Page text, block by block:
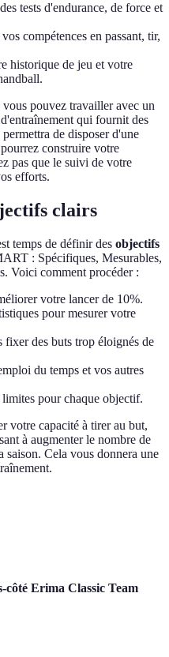
tests d'endurance, de force et
compétences en passant, tir,
historique de jeu et votre
pouvez travailler avec un
qui fournit des
de disposer d'une
construire votre
pas que le suivi de votre
efforts.
clairs
temps de définir des objectifs
: Spécifiques, Mesurables,
Voici comment procéder :
votre lancer de 10%.
pour mesurer votre
fixer des buts trop éloignés de
du temps et vos autres
limites pour chaque objectif.
votre capacité à tirer au but,
à augmenter le nombre de
Cela vous donnera une
côté Erima Classic Team